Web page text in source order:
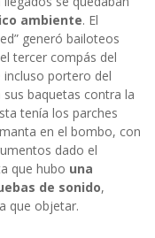
ambiente. El
generó bailoteos
tercer compás del
portero del
baquetas contra la
tenía los parches
en el bombo, con
dado el
que hubo una
de sonido,
que objetar.